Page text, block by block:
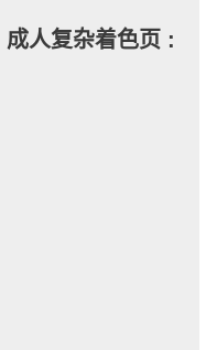
成人复杂着色页 :